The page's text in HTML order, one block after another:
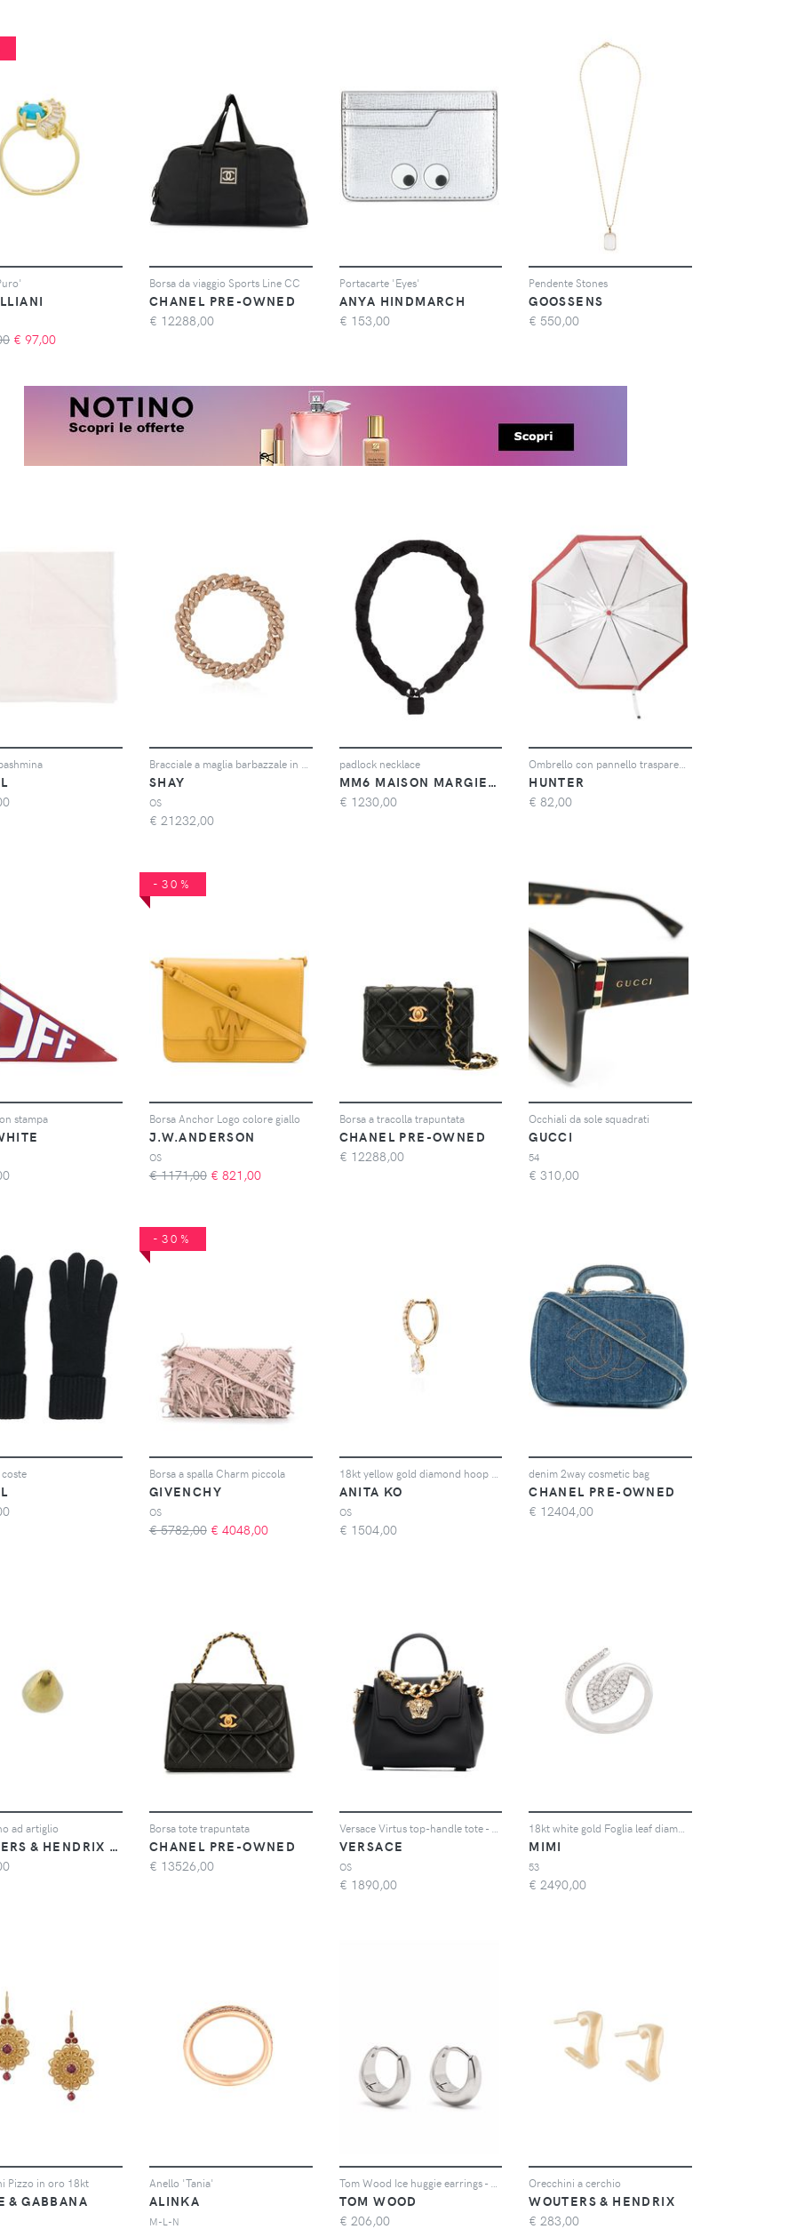
€ 97,00
Borsa da viaggio Sports Line CC
CHANEL PRE-OWNED
€ 12288,00
Portacarte 'Eyes'
ANYA HINDMARCH
€ 153,00
Pendente Stones
GOOSSENS
€ 550,00
Bracciale a maglia barbazzale in oro 18kt e diamanti
SHAY
OS
€ 21232,00
padlock necklace
MM6 MAISON MARGIELA
€ 1230,00
Ombrello con pannello trasparente
HUNTER
€ 82,00
stampa
-30%
Borsa Anchor Logo colore giallo
J.W.ANDERSON
OS
€ 1171,00 € 821,00
Borsa a tracolla trapuntata
CHANEL PRE-OWNED
€ 12288,00
Occhiali da sole squadrati
GUCCI
54
€ 310,00
-30%
Borsa a spalla Charm piccola
GIVENCHY
OS
€ 5782,00 € 4048,00
18kt yellow gold diamond hoop earring
ANITA KO
OS
€ 1504,00
denim 2way cosmetic bag
CHANEL PRE-OWNED
€ 12404,00
ad artiglio
WOUTERS & HENDRIX GOLD
Borsa tote trapuntata
CHANEL PRE-OWNED
€ 13526,00
Versace Virtus top-handle tote - Nero
VERSACE
OS
€ 1890,00
18kt white gold Foglia leaf diamond ring
MIMI
53
€ 2490,00
Pizzo in oro 18kt
& GABBANA
Anello 'Tania'
ALINKA
M-L-N
Tom Wood Ice huggie earrings - Argento
TOM WOOD
€ 206,00
Orecchini a cerchio
WOUTERS & HENDRIX
€ 283,00